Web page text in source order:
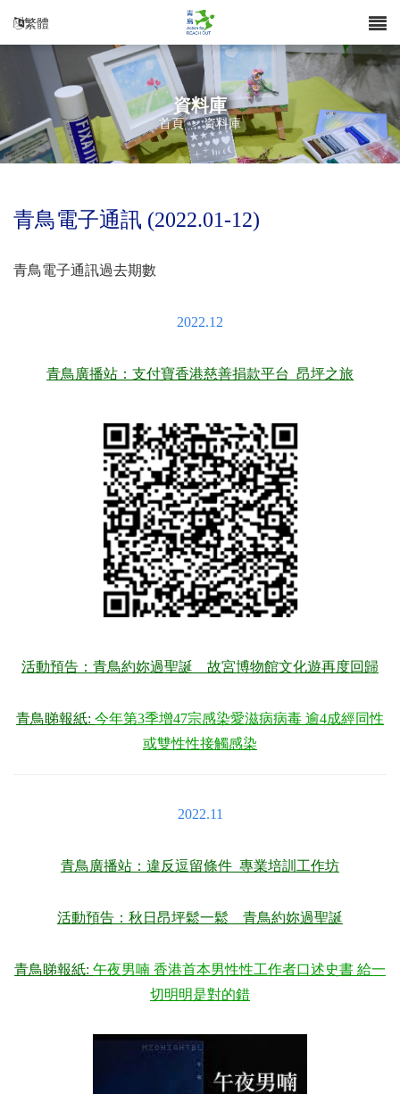
繁體
資料庫
首頁 > 資料庫
青鳥電子通訊 (2022.01-12)
青鳥電子通訊過去期數
2022.12
青鳥廣播站：支付寶香港慈善捐款平台 昂坪之旅
活動預告：青鳥約妳過聖誕 故宮博物館文化遊再度回歸
青鳥睇報紙: 今年第3季增47宗感染愛滋病病毒 逾4成經同性
或雙性性接觸感染
2022.11
青鳥廣播站：違反逗留條件 專業培訓工作坊
活動預告：秋日昂坪鬆一鬆 青鳥約妳過聖誕
青鳥睇報紙: 午夜男喃 香港首本男性性工作者口述史書 給一
切明明是對的錯